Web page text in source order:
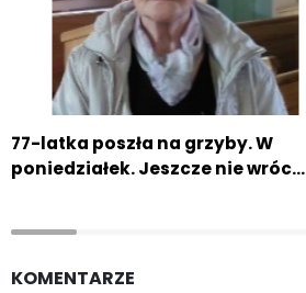
77-latka poszła na grzyby. W
poniedziałek. Jeszcze nie wróc…
KOMENTARZE